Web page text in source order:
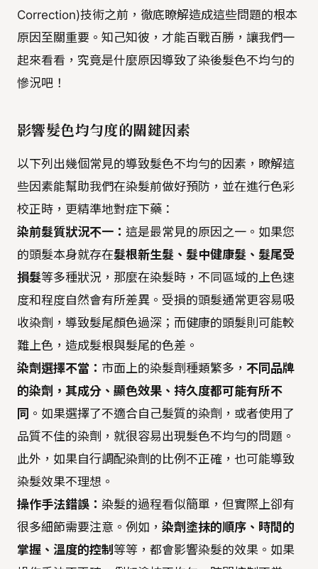
Correction)技術之前，徹底瞭解造成這些問題的根本
原因至關重要。知己知彼，才能百戰百勝，讓我們一
起來看看，究竟是什麼原因導致了染後髮色不均勻的
慘況吧！
影響髮色均勻度的關鍵因素
以下列出幾個常見的導致髮色不均勻的因素，瞭解這
些因素能幫助我們在染髮前做好預防，並在進行色彩
校正時，更精準地對症下藥：
染前髮質狀況不一： 這是最常見的原因之一。如果您
的頭髮本身就存在髮根新生髮、髮中健康髮、髮尾受
損髮等多種狀況，那麼在染髮時，不同區域的上色速
度和程度自然會有所差異。受損的頭髮通常更容易吸
收染劑，導致髮尾顏色過深；而健康的頭髮則可能較
難上色，造成髮根與髮尾的色差。
染劑選擇不當： 市面上的染髮劑種類繁多， 不同品牌
的染劑，其成分、顯色效果、持久度都可能有所不
同 。如果選擇了不適合自己髮質的染劑，或者使用了
品質不佳的染劑，就很容易出現髮色不均勻的問題。
此外，如果自行調配染劑的比例不正確，也可能導致
染髮效果不理想。
操作手法錯誤： 染髮的過程看似簡單，但實際上卻有
很多細節需要注意。例如， 染劑塗抹的順序、時間的
掌握、溫度的控制 等等，都會影響染髮的效果。如果